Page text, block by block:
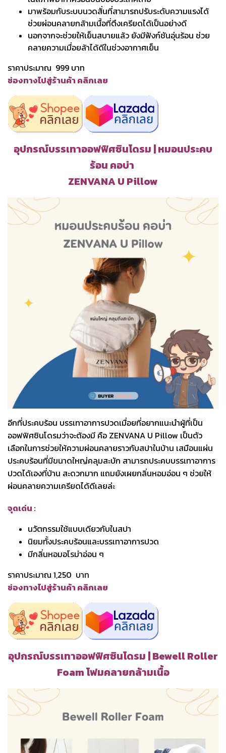
มาพร้อมกับระบบนวดสั่นที่สามารถปรับระดับความแรงได้
ช่วยผ่อนคลายกล้ามเนื้อที่ตึงเครียดได้เป็นอย่างดี
นอกจากจะช่วยให้เย็นสบายแล้ว ยังมีฟังก์ชันอุ่นร้อน ช่วย
คลายความเมื่อยล้าได้ดีในช่วงอากาศเย็น
ราคาประมาณ 999 บาท
ช่องทางไปสู่ร้านค้า คลิกเลย
อุปกรณ์บรรเทาออฟฟิศซินโดรม | หมอนประคบ
ร้อน คอบ่า
ZENVANA U Pillow
อีกที่ประคบร้อน บรรเทาอาการปวดเมื่อยที่อยากแนะนำผู้ที่เป็น
ออฟฟิศซินโดรมว่าจะต้องมี คือ ZENVANA U Pillow เป็นตัว
เลือกในการช่วยให้ความผ่อนคลายราวกับสปาในบ้าน เสมือนแผ่น
ประคบร้อนที่มีขนาดใหญ่คลุมสะบัก สามารถประคบบรรเทาอาการ
ปวดได้เองที่บ้าน สะดวกมาก แถมยังเผยกลิ่นหอมอ่อน ๆ ช่วยให้
ผ่อนคลายความเครียดได้ดีเลยล่ะ
จุดเด่น :
นวัตกรรมใช้แบบเดียวกับในสปา
นิยมทั้งประคบร้อนและบรรเทาอาการปวด
มีกลิ่นหอมอโรม่าอ่อน ๆ
ราคาประมาณ 1,250 บาท
ช่องทางไปสู่ร้านค้า คลิกเลย
อุปกรณ์บรรเทาออฟฟิศซินโดรม | Bewell Roller
Foam โฟมคลายกล้ามเนื้อ